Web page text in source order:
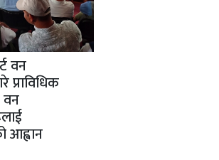
वन
प्राविधिक
वन
आह्वान